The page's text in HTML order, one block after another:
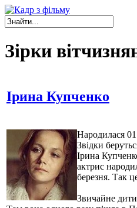
Зірки
Ірина Купчeнкo
Народилася
Звідки
Ірина
актрис
березня. Так
Звичайне